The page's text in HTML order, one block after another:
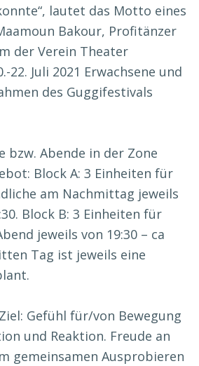
lautet das Motto eines
Bakour, Profitänzer
der Verein Theater
22. Juli 2021 Erwachsene und
des Guggifestivals
bzw. Abende in der Zone
Block A: 3 Einheiten für
am Nachmittag jeweils
Block B: 3 Einheiten für
jeweils von 19:30 – ca
Tag ist jeweils eine
Gefühl für/von Bewegung
und Reaktion. Freude an
gemeinsamen Ausprobieren